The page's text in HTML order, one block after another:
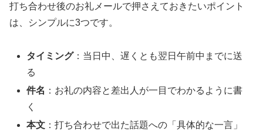
打ち合わせ後のお礼メールで押さえておきたいポイント
は、シンプルに3つです。
タイミング：当日中、遅くとも翌日午前中までに送
る
件名 ：お礼の内容と差出人が一目でわかるように書
く
本文 ：打ち合わせで出た話題への「具体的な一言」